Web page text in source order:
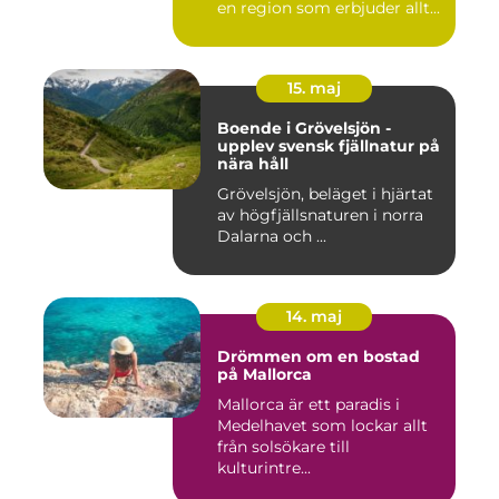
en region som erbjuder allt...
15. maj
Boende i Grövelsjön -
upplev svensk fjällnatur på
nära håll
Grövelsjön, beläget i hjärtat
av högfjällsnaturen i norra
Dalarna och ...
14. maj
Drömmen om en bostad
på Mallorca
Mallorca är ett paradis i
Medelhavet som lockar allt
från solsökare till
kulturintre...